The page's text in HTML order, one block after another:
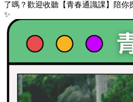
了嗎？歡迎收聽【青春通識課】陪你
✨